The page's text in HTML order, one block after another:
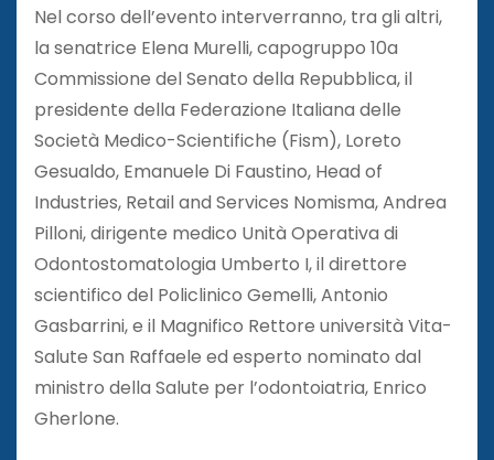
Nel corso dell’evento interverranno, tra gli altri,
la senatrice Elena Murelli, capogruppo 10a
Commissione del Senato della Repubblica, il
presidente della Federazione Italiana delle
Società Medico-Scientifiche (Fism), Loreto
Gesualdo, Emanuele Di Faustino, Head of
Industries, Retail and Services Nomisma, Andrea
Pilloni, dirigente medico Unità Operativa di
Odontostomatologia Umberto I, il direttore
scientifico del Policlinico Gemelli, Antonio
Gasbarrini, e il Magnifico Rettore università Vita-
Salute San Raffaele ed esperto nominato dal
ministro della Salute per l’odontoiatria, Enrico
Gherlone.